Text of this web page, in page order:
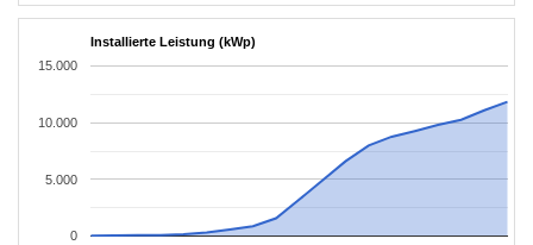
Installierte Leistung (kWp)
0
5.000
10.000
15.000